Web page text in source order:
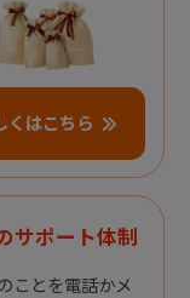
くはこちら
サポート体制
ことを電話かメ